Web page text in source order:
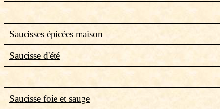
Saucisses épicées maison
Saucisse d'été
Saucisse foie et sauge